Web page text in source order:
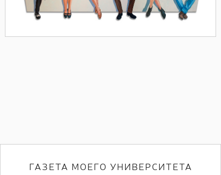
ГАЗЕТА МОЕГО УНИВЕРСИТЕТА